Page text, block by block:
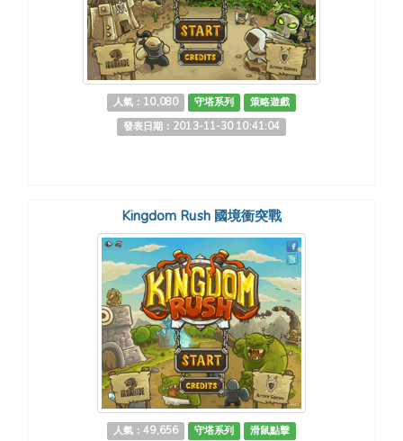
人氣：10,080 守塔系列
策略遊戲
發表日期：2013-11-30 10:41:04
Kingdom Rush 國境衝突戰
人氣：49,656 守塔系列
滑鼠點擊